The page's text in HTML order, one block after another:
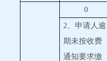
0
2、申请人逾
期未按收费
通知要求缴